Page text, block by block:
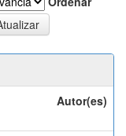
Autor(es)